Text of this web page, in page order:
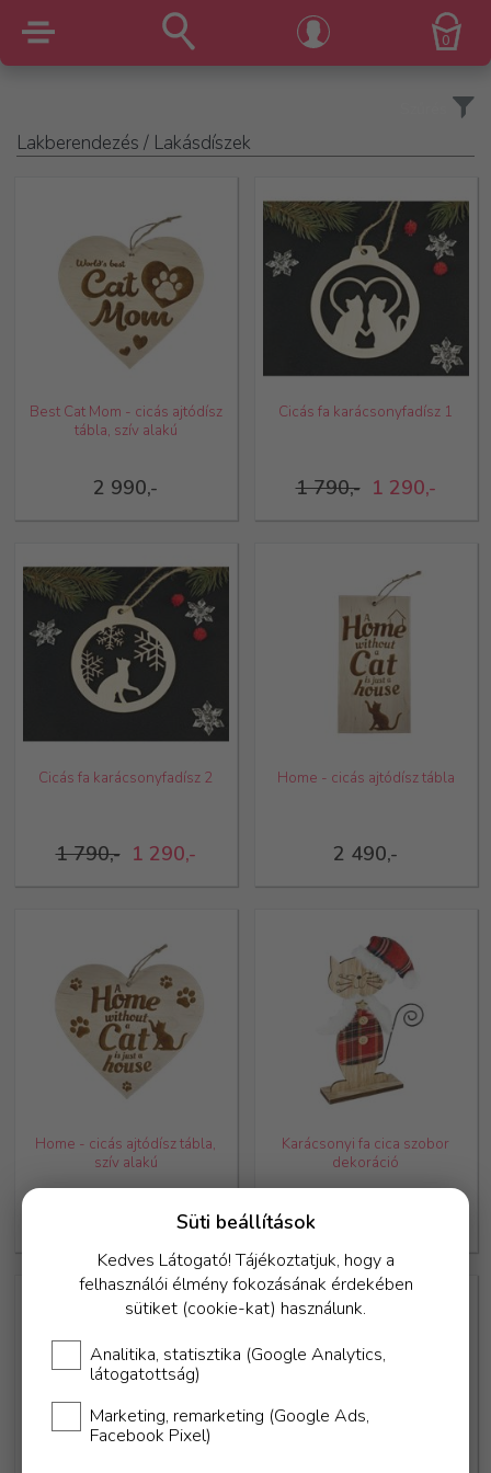
0
Lakberendezés / Lakásdíszek
2 990,-
Best Cat Mom - cicás ajtódísz
tábla, szív alakú
1 790,- 1 290,-
Cicás fa karácsonyfadísz 1
1 790,- 1 290,-
Cicás fa karácsonyfadísz 2
2 490,-
Home - cicás ajtódísz tábla
Home - cicás ajtódísz tábla,
szív alakú
Karácsonyi fa cica szobor
dekoráció
Süti beállítások
Kedves Látogató! Tájékoztatjuk, hogy a
felhasználói élmény fokozásának érdekében
sütiket (cookie-kat) használunk.
Analitika, statisztika (Google Analytics,
látogatottság)
Marketing, remarketing (Google Ads,
Facebook Pixel)